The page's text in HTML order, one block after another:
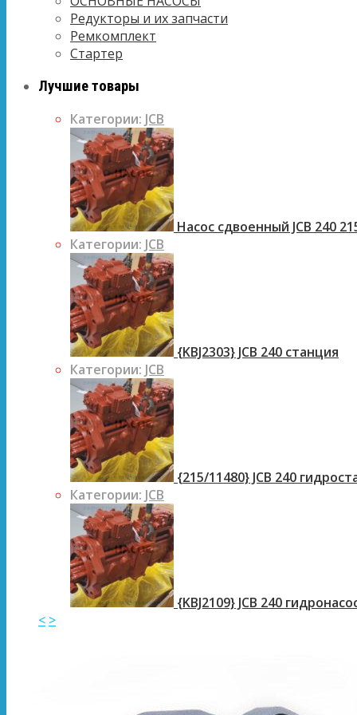
Редукторы и их запчасти
Ремкомплект
Стартер
Лучшие товары
Категории: JCB
Насос сдвоенный JCB 240
Категории: JCB
{KBJ2303} JCB 240 станция
Категории: JCB
{215/11480} JCB 240
Категории: JCB
{KBJ2109} JCB 240
< >